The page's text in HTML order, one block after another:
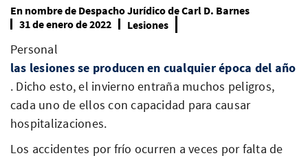
En nombre de Despacho Jurídico de Carl D. Barnes
31 de enero de 2022
Lesiones
Personal
las lesiones se producen en cualquier época del año
. Dicho esto, el invierno entraña muchos peligros,
cada uno de ellos con capacidad para causar
hospitalizaciones.
Los accidentes por frío ocurren a veces por falta de